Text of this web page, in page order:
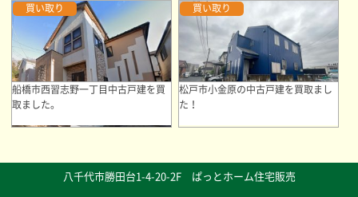
買い取り
船橋市西習志野一丁目中古戸建を買
取ました。
買い取り
松戸市小金原の中古戸建を買取まし
た！
八千代市勝田台1-4-20-2F ぱっとホーム住宅販売